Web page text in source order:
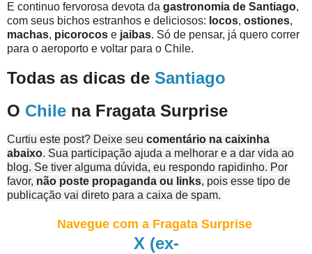
E continuo fervorosa devota da gastronomia de Santiago,
com seus bichos estranhos e deliciosos: locos, ostiones,
machas, picorocos e jaibas. Só de pensar, já quero correr
para o aeroporto e voltar para o Chile.
Todas as dicas de Santiago
O Chile na Fragata Surprise
Curtiu este post? Deixe seu comentário na caixinha
abaixo. Sua participação ajuda a melhorar e a dar vida ao
blog. Se tiver alguma dúvida, eu respondo rapidinho. Por
favor, não poste propaganda ou links, pois esse tipo de
publicação vai direto para a caixa de spam.
Navegue com a Fragata Surprise
X (ex-